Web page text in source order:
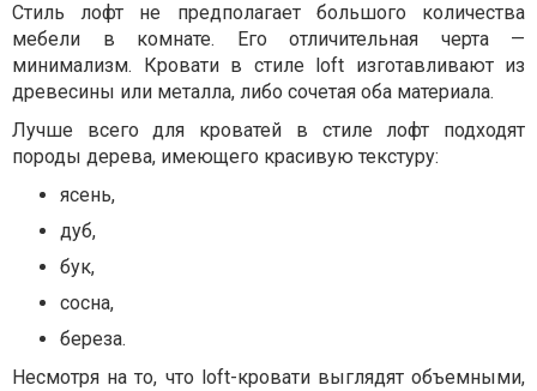
Стиль лофт не предполагает большого количества
мебели в комнате. Его отличительная черта —
минимализм. Кровати в стиле loft изготавливают из
древесины или металла, либо сочетая оба материала.
Лучше всего для кроватей в стиле лофт подходят
породы дерева, имеющего красивую текстуру:
ясень,
дуб,
бук,
сосна,
береза.
Несмотря на то, что loft-кровати выглядят объемными,